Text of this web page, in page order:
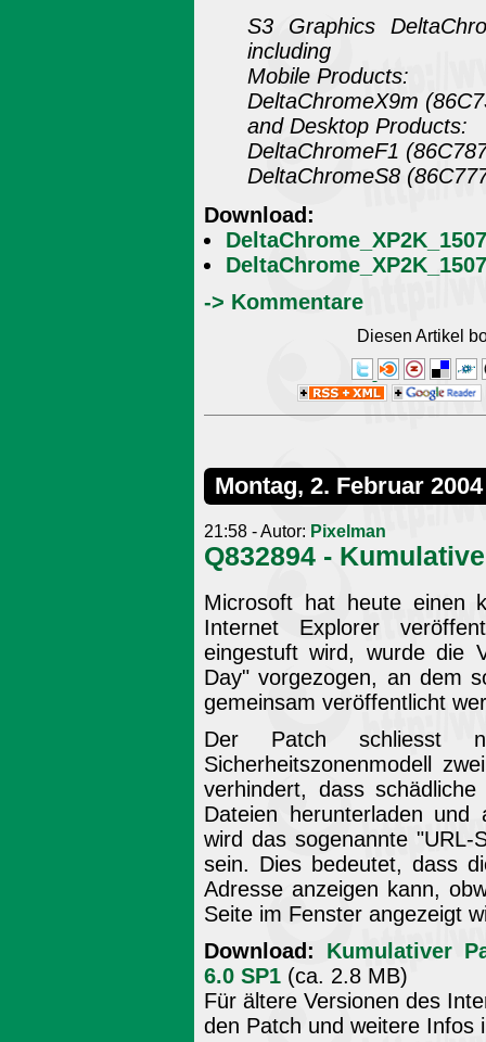
S3 Graphics
including
Mobile Products:
DeltaChromeX9m
and Desktop Products:
DeltaChromeF1
DeltaChromeS8
Download:
-> Kommentare
Diesen Artikel
Montag, 2. Februar 2004
21:58 - Autor: Pixelman
Q832894 -
Microsoft hat heute einen
Internet Explorer
eingestuft wird, wurde die
Day" vorgezogen, an dem
gemeinsam veröffentlicht
Der Patch schliesst
Sicherheitszonenmodell
verhindert, dass
Dateien herunterladen
wird das sogenannte "URL-
sein. Dies bedeutet, dass
Adresse anzeigen kann,
Seite im Fenster angezeigt
Download:
Kumulativer
6.0 SP1 (ca. 2.8 MB)
Für ältere Versionen des
den Patch und weitere Infos